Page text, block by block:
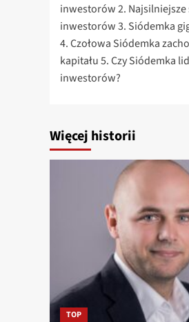
inwestorów 2.
inwestorów 3. Siódemka
4. Czołowa Siódemka
kapitału 5. Czy Siódemka
inwestorów?
Więcej historii
TOP